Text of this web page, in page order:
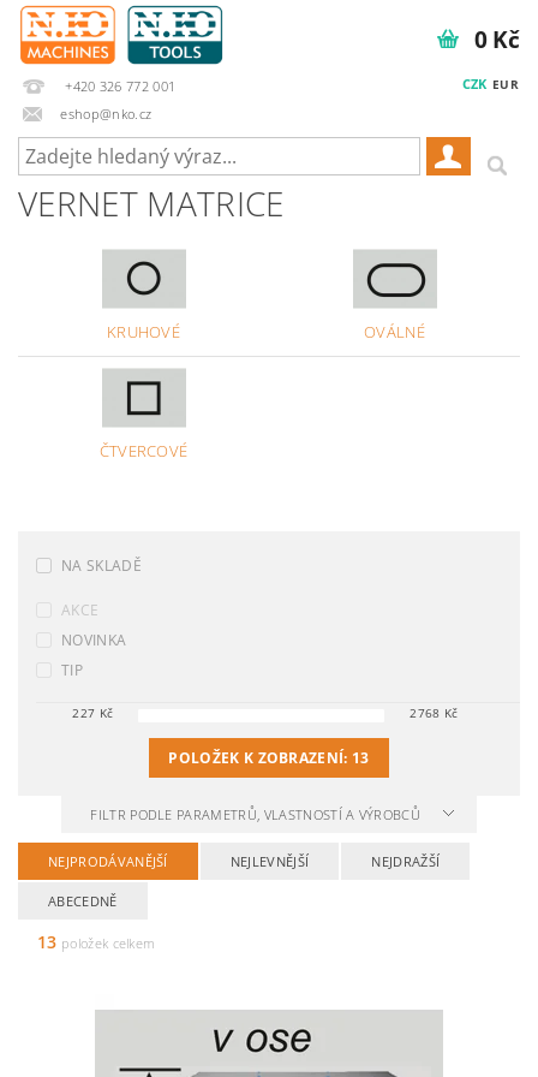
+420 326 772 001
eshop@nko.cz
CZK EUR
0 Kč
VERNET MATRICE
KRUHOVÉ OVÁLNÉ
ČTVERCOVÉ
NA SKLADĚ
AKCE
NOVINKA
TIP
227 Kč 2768 Kč
POLOŽEK K ZOBRAZENÍ: 13
FILTR PODLE PARAMETRŮ, VLASTNOSTÍ A VÝROBCŮ
NEJPRODÁVANĚJŠÍ NEJLEVNĚJŠÍ NEJDRAŽŠÍ
ABECEDNĚ
13 položek celkem